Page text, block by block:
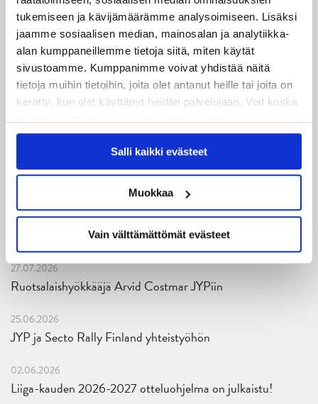
tukemiseen ja kävijämäärämme analysoimiseen. Lisäksi
jaamme sosiaalisen median, mainosalan ja analytiikka-
alan kumppaneillemme tietoja siitä, miten käytät
sivustoamme. Kumppanimme voivat yhdistää näitä
tietoja muihin tietoihin, joita olet antanut heille tai joita on
kerätty, kun olet käyttänyt heidän palvelujaan. Voit koska
käytöstäEvästeet-sivultamme.
Salli kaikki evästeet
Muokkaa
Vain välttämättömät evästeet
JYPin kausi käyntiin Tampere Cupista!
JYPin kapteenisto Liiga-kauteen 2026–2027 on nimetty
Joukkueen yhteisharjoitukset ovat alkaneet – ensimmäinen
mittari luvassa jo heti viikonloppuna Tampere Cupissa!
JYPin harjoitusottelut tulevalle 2026-2027 kaudelle on
27.07.2026
Ruotsalaishyökkääjä Arvid Costmar JYPiin
25.06.2026
JYP ja Secto Rally Finland yhteistyöhön
02.06.2026
Liiga-kauden 2026-2027 otteluohjelma on julkaistu!